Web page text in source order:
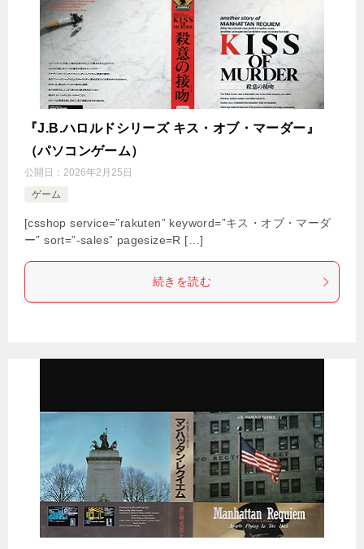
『J.B.ハロルドシリーズ キス・オブ・マーダー』
（パソコンゲーム）
公開日： 2026年2月25日
ゲーム
[csshop service=”rakuten” keyword=”キス・オブ・マーダ
ー” sort=”-sales” pagesize=R […]
続きを読む